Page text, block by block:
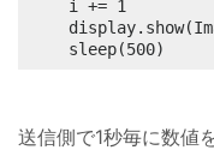
	sleep(500)
送信側で1秒毎に数値